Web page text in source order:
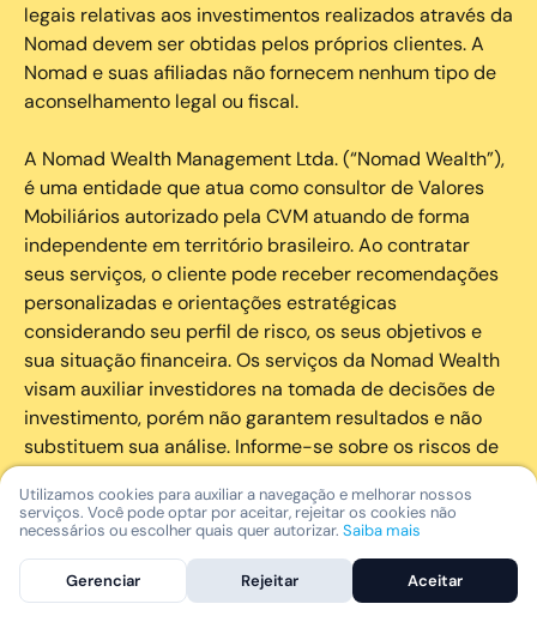
legais relativas aos investimentos realizados através da
Nomad devem ser obtidas pelos próprios clientes. A
Nomad e suas afiliadas não fornecem nenhum tipo de
aconselhamento legal ou fiscal.
A Nomad Wealth Management Ltda. (“Nomad Wealth”),
é uma entidade que atua como consultor de Valores
Mobiliários autorizado pela CVM atuando de forma
independente em território brasileiro. Ao contratar
seus serviços, o cliente pode receber recomendações
personalizadas e orientações estratégicas
considerando seu perfil de risco, os seus objetivos e
sua situação financeira. Os serviços da Nomad Wealth
visam auxiliar investidores na tomada de decisões de
investimento, porém não garantem resultados e não
substituem sua análise. Informe-se sobre os riscos de
cada investimento e invista com responsabilidade.
As marcas registradas, logotipos e marcas de serviço
que aparecem nos Serviços, incluindo, mas não se
limitando à marca registrada “Nomad” são marcas
Utilizamos cookies para auxiliar a navegação e melhorar nossos
serviços. Você pode optar por aceitar, rejeitar os cookies não
necessários ou escolher quais quer autorizar. Saiba mais
Gerenciar Rejeitar Aceitar